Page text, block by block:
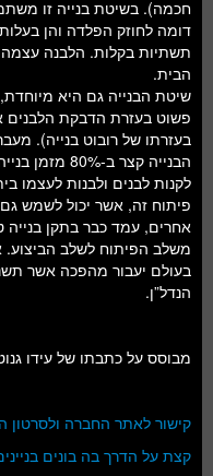
חכמה). בשיטת בנייה זו
דומה לחוזק הפלדה והן
תשתיות בקלות. הלבנה
הבית.
שיטת הבנייה גם היא
פשוט בעזרת הדבקת הלבנים
בעזרתו של רובוט בנייה).
הבנייה קצר
לקנות לבנים ולבנות לעצמו
פיתוח זה, אשר יכול לשמש גם
אחרים, עמד כבר בתקן
משלב הפיתוח לשלב הביצוע.
בעולם יעבור מהפכה אשר
הנדל”ן.
מבוסס על כתבתו של עידו גנוט, גלילאו
קישור לאתר החברה ולסרטון
קצת על הדרך בה בונים